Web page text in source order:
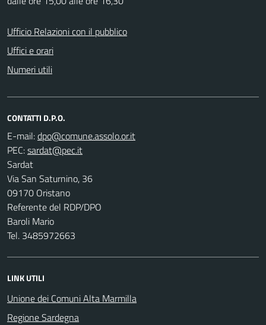
Ufficio Relazioni con il pubblico
Uffici e orari
Numeri utili
CONTATTI D.P.O.
E-mail:
PEC:
Sardat
Via San Saturnino, 36
09170 Oristano
Referente del RDP/DPO
Baroli Mario
Tel. 3485972663
LINK UTILI
Unione dei Comuni Alta Marmilla
Regione Sardegna